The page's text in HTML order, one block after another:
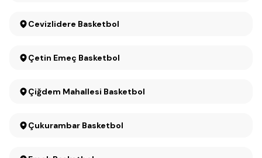
Cevizlidere Basketbol
Çetin Emeç Basketbol
Çiğdem Mahallesi Basketbol
Çukurambar Basketbol